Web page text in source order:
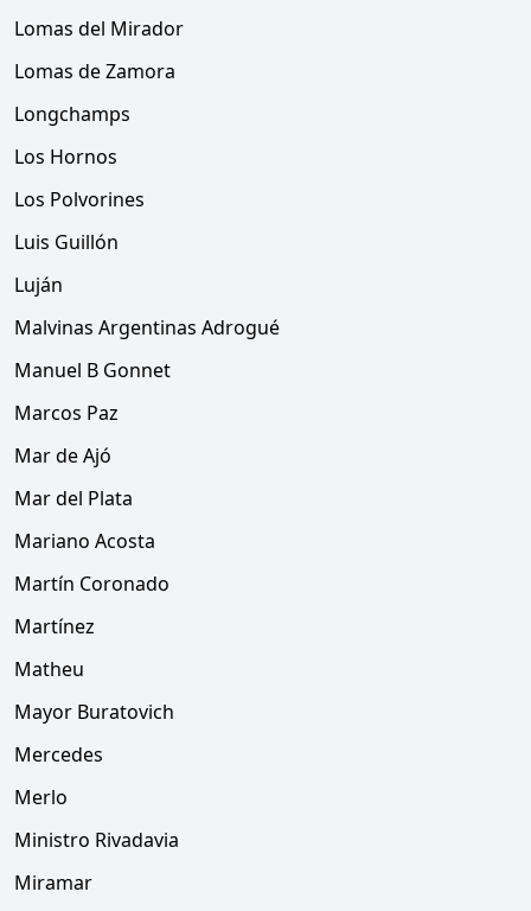
Lomas del Mirador
Lomas de Zamora
Longchamps
Los Hornos
Los Polvorines
Luis Guillón
Luján
Malvinas Argentinas Adrogué
Manuel B Gonnet
Marcos Paz
Mar de Ajó
Mar del Plata
Mariano Acosta
Martín Coronado
Martínez
Matheu
Mayor Buratovich
Mercedes
Merlo
Ministro Rivadavia
Miramar